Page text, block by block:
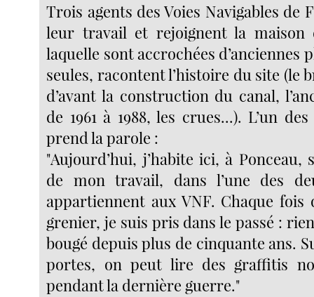
Trois agents des Voies Navigables de
leur travail et rejoignent la maison
laquelle sont accrochées d’anciennes
seules, racontent l’histoire du site (le
d’avant la construction du canal,
de 1961 à 1988, les crues...). L’un
prend la parole :
"Aujourd’hui, j’habite ici, à
de mon travail, dans l’une des
appartiennent aux VNF. Chaque
grenier, je suis pris dans le passé :
bougé depuis plus de cinquante ans.
portes, on peut lire des graffitis
pendant la dernière guerre."